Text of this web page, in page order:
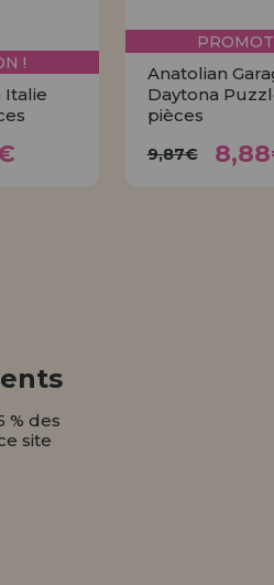
!
Italie
Anatolian
Daytona
pièces
9,87€
% des
site